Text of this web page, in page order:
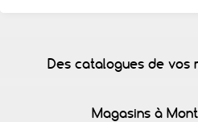
Des catalogues de vos
Magasins à